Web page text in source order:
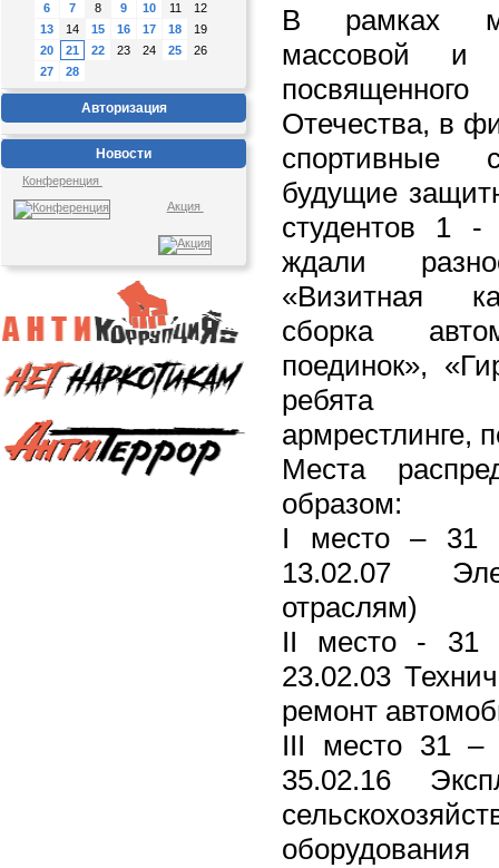
6
7 8 9 10 11
12
13
14 15 16 17 18
19
20
21 22 23 24 25
26
27
28
Авторизация
Новости
Конференция
Акция
В рамках
массовой и
Отечества, в
будущие
студентов 1 -
ждали
«Визитная
сборка
поединок»,
ребята
армрестлинге,
Места
образом:
I место – 31
13.02.07
отраслям)
II место - 31
23.02.03
ремонт
III место 31 –
35.02.16
оборудования